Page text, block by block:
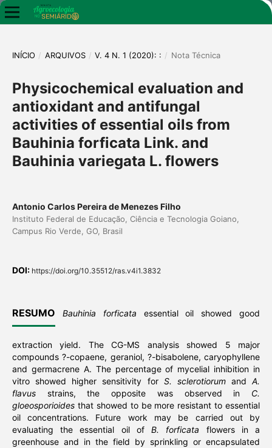
INÍCIO / ARQUIVOS / V. 4 N. 1 (2020): : / Nota Técnica
Physicochemical evaluation and
antioxidant and antifungal
activities of essential oils from
Bauhinia forficata Link. and
Bauhinia variegata L. flowers
Antonio Carlos Pereira de Menezes Filho
Instituto Federal de Educação, Ciência e Tecnologia Goiano,
Campus Rio Verde, GO, Brasil
DOI: https://doi.org/10.35512/ras.v4i1.3832
RESUMO Bauhinia forficata essential oil showed good
extraction yield. The CG-MS analysis showed 5 major
compounds ?-copaene, geraniol, ?-bisabolene, caryophyllene
and germacrene A. The percentage of mycelial inhibition in
vitro showed higher sensitivity for S. sclerotiorumandA.
flavusstrains, the opposite was observed in C.
gloeosporioidesthat showed to be more resistant to essential
oil concentrations. Future work may be carried out by
evaluating the essential oil ofB. forficata flowers in a
greenhouse and in the field by sprinkling or encapsulated